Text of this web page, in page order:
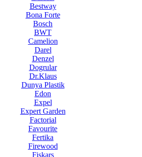
Bestway
Bona Forte
Bosch
BWT
Camelion
Darel
Denzel
Dogrular
Dr.Klaus
Dunya Plastik
Edon
Expel
Expert Garden
Factorial
Favourite
Fertika
Firewood
Fiskars